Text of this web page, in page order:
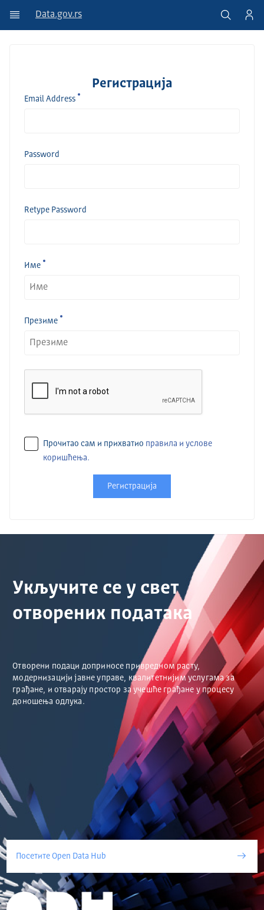
Data.gov.rs
Регистрација
Email Address
Password
Retype Password
Име
Презиме
Прочитао сам и прихватио правила и услове
коришћења.
Регистрација
Укључите се у свет
отворених података
Отворени подаци доприносе привредном расту,
модернизацији јавне управе, квалитетнијим услугама за
грађане, и отварају простор за учешће грађане у процесу
доношења одлука.
Посетите Open Data Hub